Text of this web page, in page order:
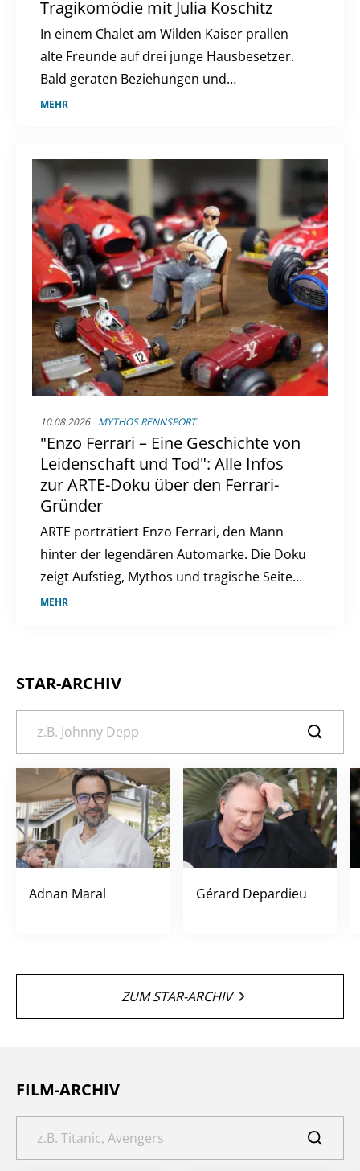
Tragikomödie mit Julia Koschitz
In einem Chalet am Wilden Kaiser prallen
alte Freunde auf drei junge Hausbesetzer.
Bald geraten Beziehungen und
Gewissheiten ins Wanken.
MEHR
10.08.2026 MYTHOS RENNSPORT
"Enzo Ferrari – Eine Geschichte von
Leidenschaft und Tod": Alle Infos
zur ARTE-Doku über den Ferrari-
Gründer
ARTE porträtiert Enzo Ferrari, den Mann
hinter der legendären Automarke. Die Doku
zeigt Aufstieg, Mythos und tragische Seiten
des Rennsports.
MEHR
STAR-ARCHIV
Adnan Maral Gérard Depardieu
ZUM STAR-ARCHIV
FILM-ARCHIV